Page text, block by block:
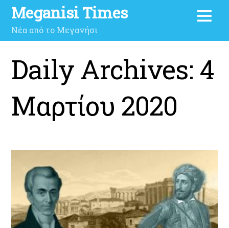
Meganisi Times
Νέα από το Μεγανήσι
Daily Archives: 4
Μαρτίου 2020